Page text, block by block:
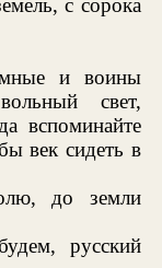
с сорока
и воины
свет,
вспоминайте
век сидеть в
до земли
русский